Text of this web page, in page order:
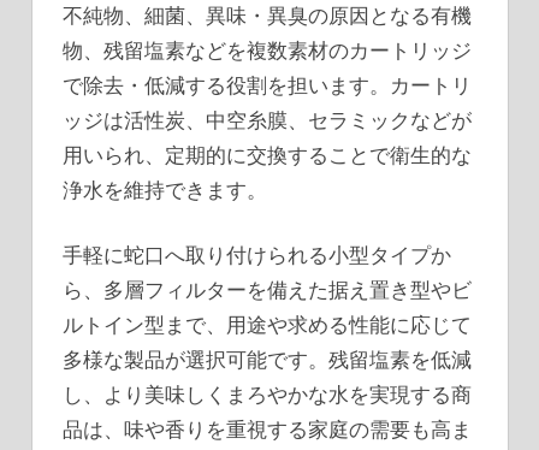
不純物、細菌、異味・異臭の原因となる有機
物、残留塩素などを複数素材のカートリッジ
で除去・低減する役割を担います。カートリ
ッジは活性炭、中空糸膜、セラミックなどが
用いられ、定期的に交換することで衛生的な
浄水を維持できます。
手軽に蛇口へ取り付けられる小型タイプか
ら、多層フィルターを備えた据え置き型やビ
ルトイン型まで、用途や求める性能に応じて
多様な製品が選択可能です。残留塩素を低減
し、より美味しくまろやかな水を実現する商
品は、味や香りを重視する家庭の需要も高ま